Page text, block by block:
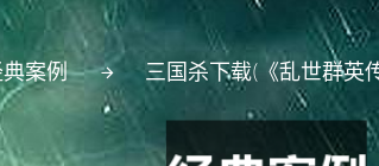
案例 三国杀下载(《乱世群英